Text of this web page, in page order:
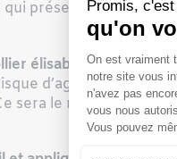
présente un voile
élisabéthain. Peu
d’aggraver son
sera le meilleur